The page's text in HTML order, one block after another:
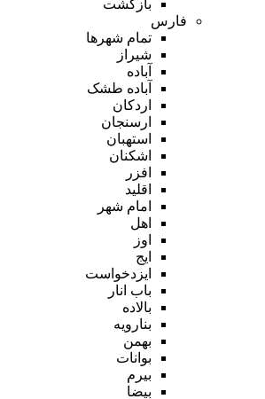
بازگشت
فارس
تمام شهر‌ها
شیراز
آباده
آباده طشک
اردکان
ارسنجان
استهبان
اشکنان
افزر
اقلید
امام شهر
اهل
اوز
ایج
ایزدخواست
باب انار
بالاده
بنارویه
بهمن
بوانات
بیرم
بیضا